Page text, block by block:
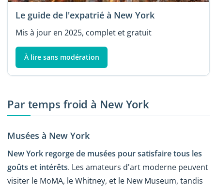
Le guide de l'expatrié à New York
Mis à jour en 2025, complet et gratuit
À lire sans modération
Par temps froid à New York
Musées à New York
New York regorge de musées pour satisfaire tous les
goûts et intérêts. Les amateurs d'art moderne peuvent
visiter le MoMA, le Whitney, et le New Museum, tandis